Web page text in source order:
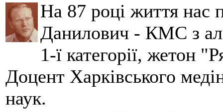
На 87 році життя нас
Данилович - КМС з
1-ї категорії, жетон
Доцент Харківського
наук.